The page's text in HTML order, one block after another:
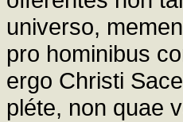
universo,
pro hominibus
ergo Christi
pléte, non quae